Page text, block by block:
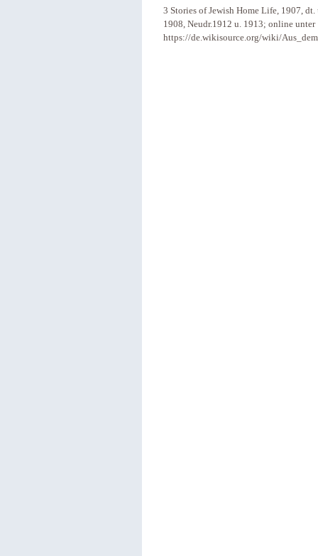
3 Stories of Jewish Home Life, 1907,
1908, Neudr.1912 u. 1913; online unter
https://de.wikisource.org/wiki/